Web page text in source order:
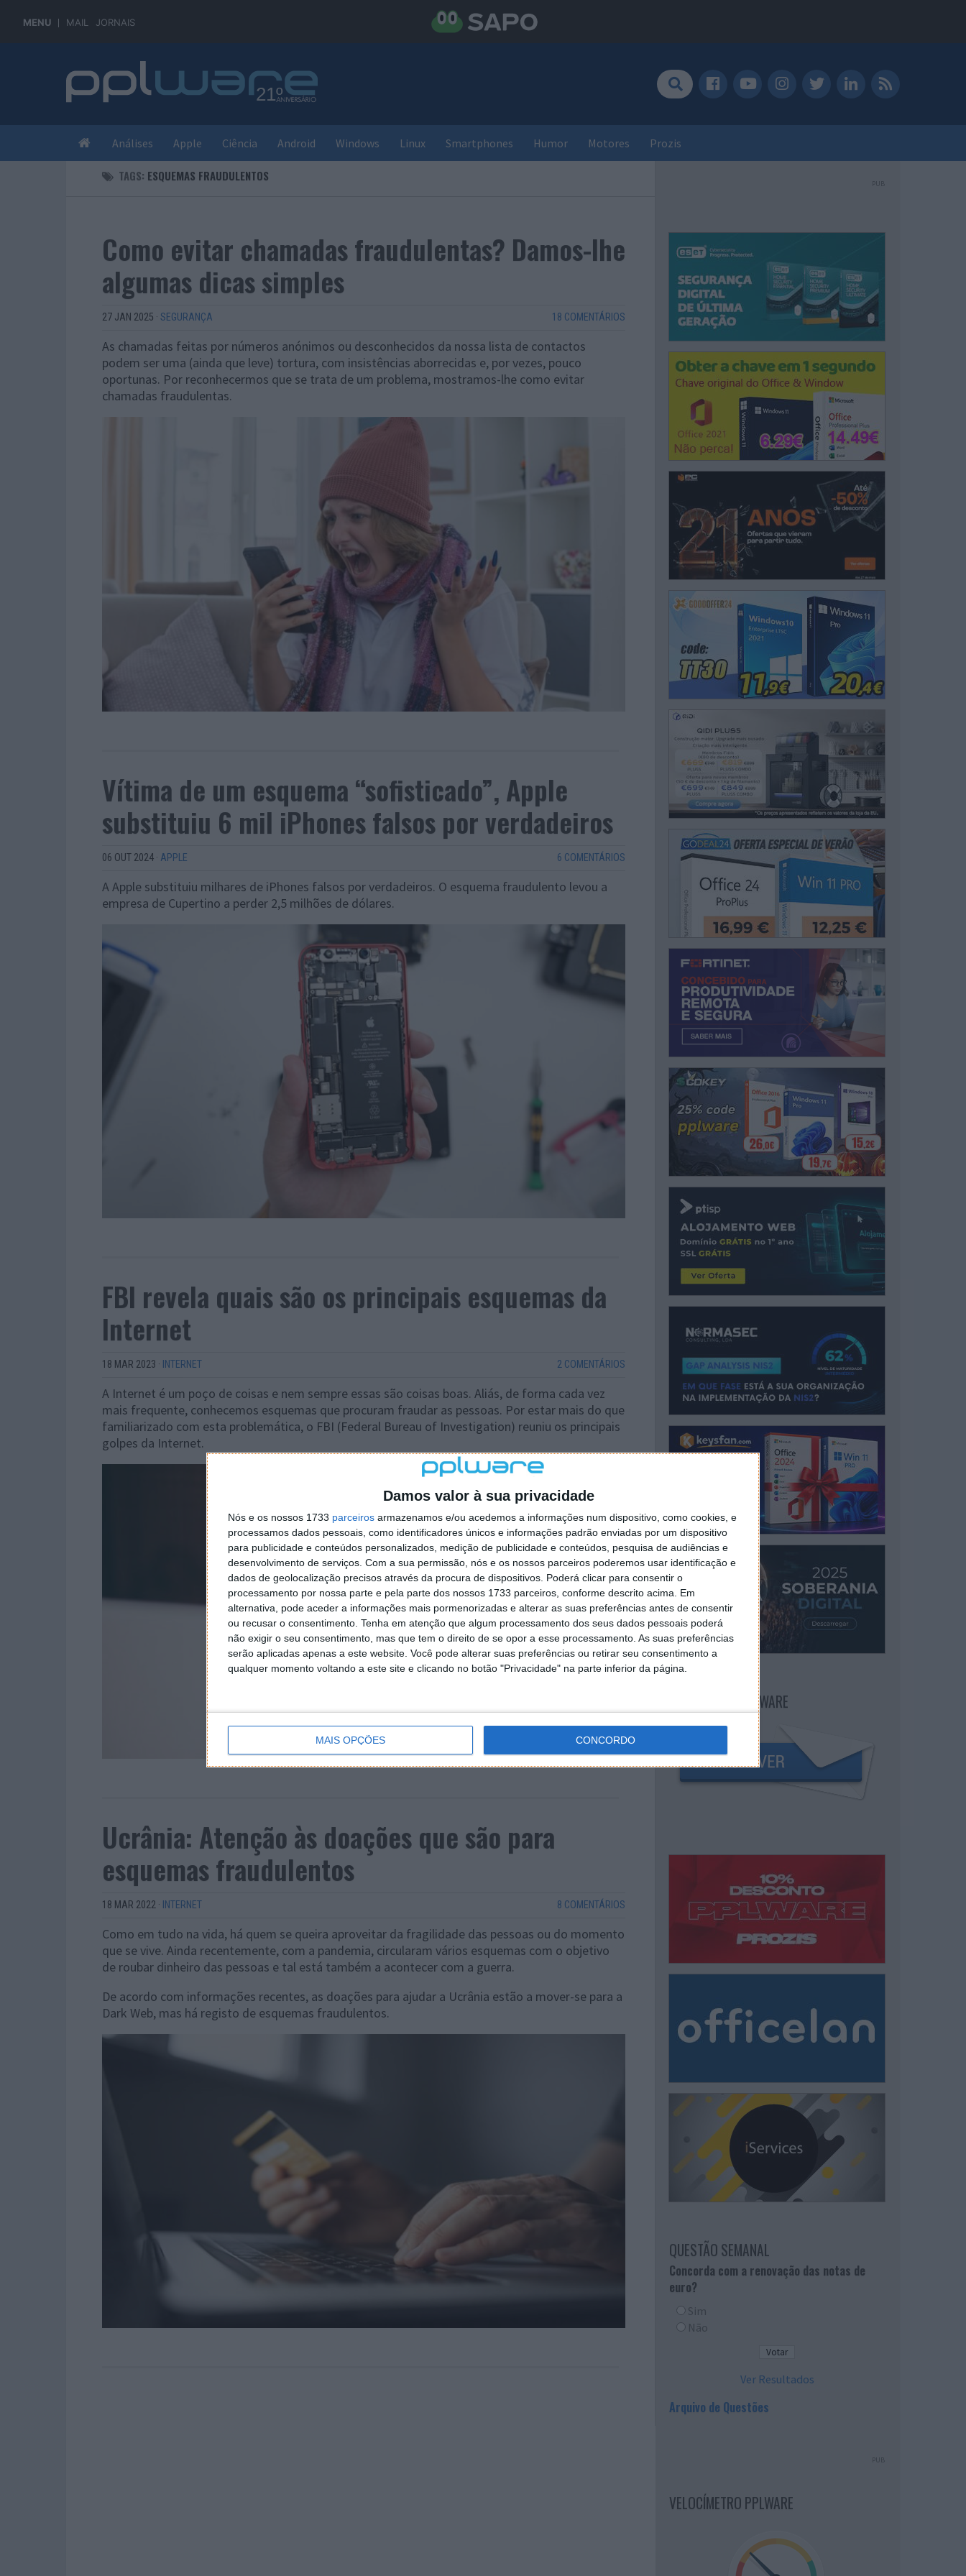
Damos valor à sua privacidade
Nós e os nossos 1733 parceiros armazenamos e/ou acedemos a informações num dispositivo, como cookies, e
processamos dados pessoais, como identificadores únicos e informações padrão enviadas por um dispositivo
para publicidade e conteúdos personalizados, medição de publicidade e conteúdos, pesquisa de audiências e
desenvolvimento de serviços. Com a sua permissão, nós e os nossos parceiros poderemos usar identificação e
dados de geolocalização precisos através da procura de dispositivos. Poderá clicar para consentir o
processamento por nossa parte e pela parte dos nossos 1733 parceiros, conforme descrito acima. Em
alternativa, pode aceder a informações mais pormenorizadas e alterar as suas preferências antes de consentir
ou recusar o consentimento. Tenha em atenção que algum processamento dos seus dados pessoais poderá
não exigir o seu consentimento, mas que tem o direito de se opor a esse processamento. As suas preferências
serão aplicadas apenas a este website. Você pode alterar suas preferências ou retirar seu consentimento a
qualquer momento voltando a este site e clicando no botão "Privacidade" na parte inferior da página.
MAIS OPÇÕES CONCORDO
MENU MAIL JORNAIS
Análises Apple Ciência Android Windows Linux Smartphones Humor Motores Prozis
TAGS: ESQUEMAS FRAUDULENTOS
Como evitar chamadas fraudulentas? Damos-lhe
algumas dicas simples
27 JAN 2025 · SEGURANÇA 18 COMENTÁRIOS
As chamadas feitas por números anónimos ou desconhecidos da nossa lista de contactos
podem ser uma (ainda que leve) tortura, com insistências aborrecidas e, por vezes, pouco
oportunas. Por reconhecermos que se trata de um problema, mostramos-lhe como evitar
chamadas fraudulentas.
Vítima de um esquema “sofisticado”, Apple
substituiu 6 mil iPhones falsos por verdadeiros
06 OUT 2024 · APPLE 6 COMENTÁRIOS
A Apple substituiu milhares de iPhones falsos por verdadeiros. O esquema fraudulento levou a
empresa de Cupertino a perder 2,5 milhões de dólares.
FBI revela quais são os principais esquemas da
Internet
18 MAR 2023 · INTERNET 2 COMENTÁRIOS
A Internet é um poço de coisas e nem sempre essas são coisas boas. Aliás, de forma cada vez
mais frequente, conhecemos esquemas que procuram fraudar as pessoas. Por estar mais do que
familiarizado com esta problemática, o FBI (Federal Bureau of Investigation) reuniu os principais
golpes da Internet.
Ucrânia: Atenção às doações que são para
esquemas fraudulentos
18 MAR 2022 · INTERNET 8 COMENTÁRIOS
Como em tudo na vida, há quem se queira aproveitar da fragilidade das pessoas ou do momento
que se vive. Ainda recentemente, com a pandemia, circularam vários esquemas com o objetivo
de roubar dinheiro das pessoas e tal está também a acontecer com a guerra.
De acordo com informações recentes, as doações para ajudar a Ucrânia estão a mover-se para a
Dark Web, mas há registo de esquemas fraudulentos.
PUB
NEWSLETTER PPLWARE
QUESTÃO SEMANAL
Concorda com a renovação das notas de
euro?
Sim
Não
Ver Resultados
Arquivo de Questões
PUB
VELOCÍMETRO PPLWARE